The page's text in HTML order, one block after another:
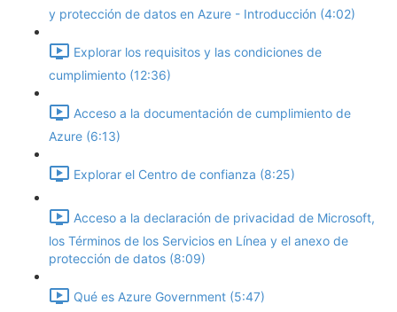
y protección de datos en Azure - Introducción (4:02)
Explorar los requisitos y las condiciones de
cumplimiento (12:36)
Acceso a la documentación de cumplimiento de
Azure (6:13)
Explorar el Centro de confianza (8:25)
Acceso a la declaración de privacidad de Microsoft,
los Términos de los Servicios en Línea y el anexo de
protección de datos (8:09)
Qué es Azure Government (5:47)